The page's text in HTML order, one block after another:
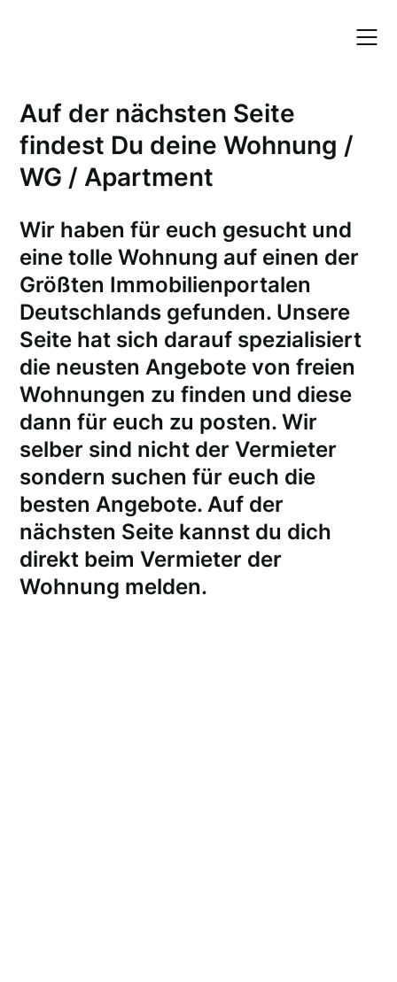
Auf der nächsten Seite
findest Du deine Wohnung /
WG / Apartment
Wir haben für euch gesucht und
eine tolle Wohnung auf einen der
Größten Immobilienportalen
Deutschlands gefunden. Unsere
Seite hat sich darauf spezialisiert
die neusten Angebote von freien
Wohnungen zu finden und diese
dann für euch zu posten. Wir
selber sind nicht der Vermieter
sondern suchen für euch die
besten Angebote. Auf der
nächsten Seite kannst du dich
direkt beim Vermieter der
Wohnung melden.